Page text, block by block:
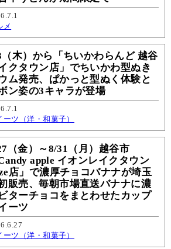
メ
（木）から「ちいかわらんど 越谷
クタウン店」でちいかわ型ぬき
ム発売、ぱかっと型ぬく体験と
ン姿の3キャラが登場
ーツ（洋・和菓子）
（金）～8/31（月）越谷市
Candy apple イオンレイクタウン
店」で濃厚チョコバナナが埼玉
販売、毎朝市場直送バナナに濃
ターチョコをまとわせたカップ
ーツ
ーツ（洋・和菓子）